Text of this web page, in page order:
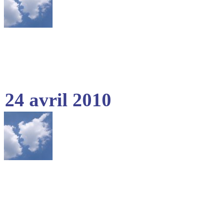
24 avril 2010